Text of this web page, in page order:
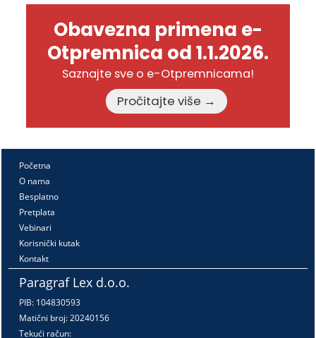
Obavezna primena e-
Otpremnica od 1.1.2026.
Saznajte sve o e-Otpremnicama!
Pročitajte više →
Početna
O nama
Besplatno
Pretplata
Vebinari
Korisnički kutak
Kontakt
Paragraf Lex d.o.o.
PIB: 104830593
Matični broj: 20240156
Tekući račun: